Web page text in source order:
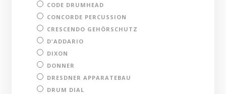
CODE DRUMHEAD
CONCORDE PERCUSSION
CRESCENDO GEHÖRSCHUTZ
D'ADDARIO
DIXON
DONNER
DRESDNER APPARATEBAU
DRUM DIAL